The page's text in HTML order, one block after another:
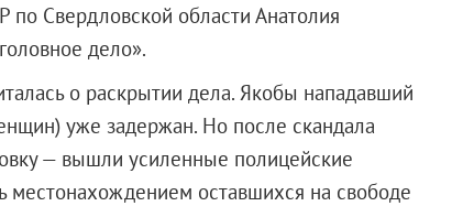
по Свердловской области Анатолия
дело».
о раскрытии дела. Якобы нападавший
уже задержан. Но после скандала
— вышли усиленные полицейские
местонахождением оставшихся на свободе